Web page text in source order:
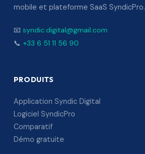
mobile et plateforme SaaS SyndicPro.
📧 syndic.digital@gmail.com
📞 +33 6 51 11 56 90
PRODUITS
Application Syndic Digital
Logiciel SyndicPro
Comparatif
Démo gratuite